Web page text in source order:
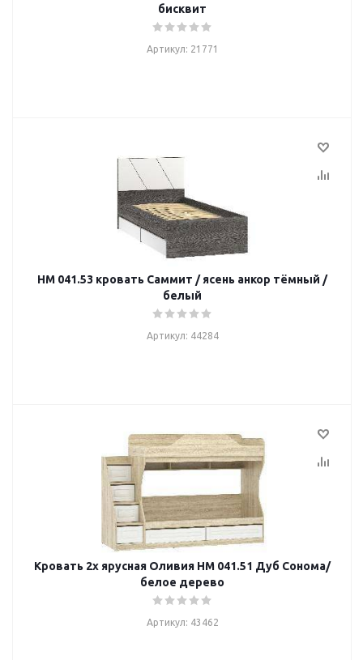
бисквит
Артикул: 21771
НМ 041.53 кровать Саммит / ясень анкор тёмный /
белый
Артикул: 44284
Кровать 2х ярусная Оливия НМ 041.51 Дуб Сонома/
белое дерево
Артикул: 43462